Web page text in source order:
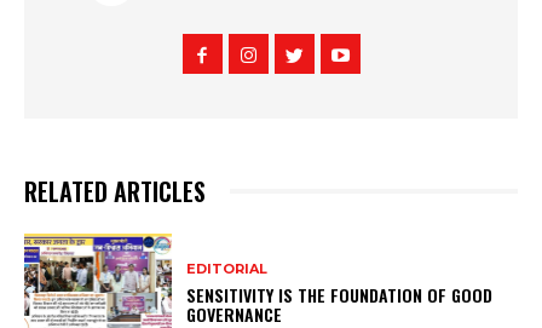
RELATED ARTICLES
EDITORIAL
SENSITIVITY IS THE FOUNDATION OF GOOD
GOVERNANCE